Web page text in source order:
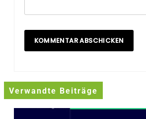
Verwandte Beiträge